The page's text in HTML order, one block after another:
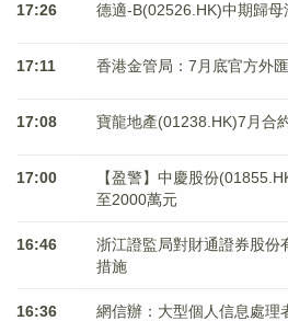
17:26 德適-B(02526.HK)中期歸
17:11 香港金管局：7月底官方外
17:08 寶龍地產(01238.HK)7月合
17:00
【盈警】中慶股份
至2000萬元
16:46
浙江證監局對財通證券股份
措施
16:36
網信辦：大型個人信息處理